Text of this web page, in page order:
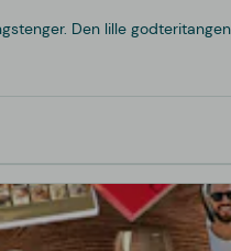
Den lille